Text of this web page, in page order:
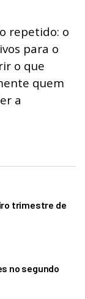
repetido: o
para o
o que
quem
a
trimestre de
no segundo